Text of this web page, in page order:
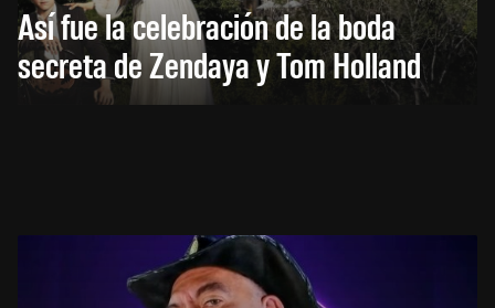
Así fue la celebración de la boda
secreta de Zendaya y Tom Holland